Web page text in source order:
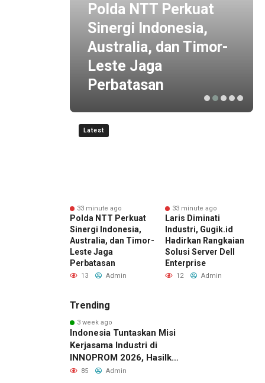
Polda NTT Perkuat
Sinergi Indonesia,
Australia, dan Timor-
Leste Jaga
Perbatasan
Latest
33 minute ago
Polda NTT Perkuat
Sinergi Indonesia,
Australia, dan Timor-
Leste Jaga
Perbatasan
13 Admin
33 minute ago
Laris Diminati
Industri, Gugik.id
Hadirkan Rangkaian
Solusi Server Dell
Enterprise
12 Admin
Trending
3 week ago
Indonesia Tuntaskan Misi
Kerjasama Industri di
INNOPROM 2026, Hasilkan
Belasan Kerja Sama
85 Admin